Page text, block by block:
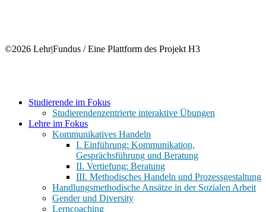
©2026 Lehr|Fundus / Eine Plattform des Projekt H3
Close
Studierende im Fokus
Studierendenzentrierte interaktive Übungen
Lehre im Fokus
Kommunikatives Handeln
I. Einführung: Kommunikation,
Gesprächsführung und Beratung
II. Vertiefung: Beratung
III. Methodisches Handeln und Prozessgestaltung
Handlungsmethodische Ansätze in der Sozialen Arbeit
Gender und Diversity
Lerncoaching